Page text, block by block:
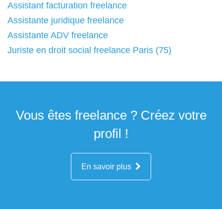
Assistant facturation freelance
Assistante juridique freelance
Assistante ADV freelance
Juriste en droit social freelance Paris (75)
Vous êtes freelance ? Créez votre
profil !
En savoir plus